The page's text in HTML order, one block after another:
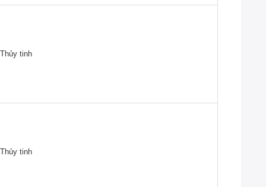
tinh
tinh